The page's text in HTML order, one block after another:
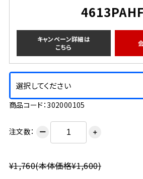
4613PAHF
キャンペーン詳細は
こちら
選択してください
商品コード：302000105
注文数： ー ＋
¥1,760(本体価格¥1,600)